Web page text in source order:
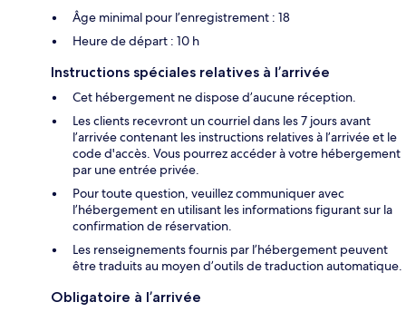
Âge minimal pour l’enregistrement : 18
Heure de départ : 10 h
Instructions spéciales relatives à l’arrivée
Cet hébergement ne dispose d’aucune réception.
Les clients recevront un courriel dans les 7 jours avant
l’arrivée contenant les instructions relatives à l’arrivée et le
code d'accès. Vous pourrez accéder à votre hébergement
par une entrée privée.
Pour toute question, veuillez communiquer avec
l’hébergement en utilisant les informations figurant sur la
confirmation de réservation.
Les renseignements fournis par l’hébergement peuvent
être traduits au moyen d’outils de traduction automatique.
Obligatoire à l’arrivée